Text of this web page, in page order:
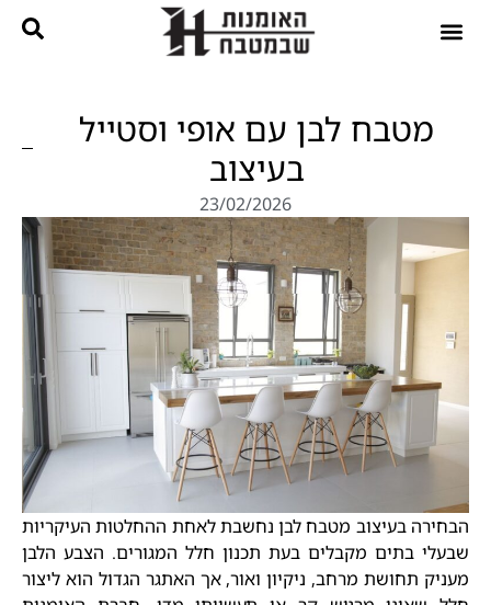
מטבח לבן עם אופי וסטייל
בעיצוב
23/02/2026
הבחירה בעיצוב מטבח לבן נחשבת לאחת ההחלטות העיקריות
שבעלי בתים מקבלים בעת תכנון חלל המגורים. הצבע הלבן
מעניק תחושת מרחב, ניקיון ואור, אך האתגר הגדול הוא ליצור